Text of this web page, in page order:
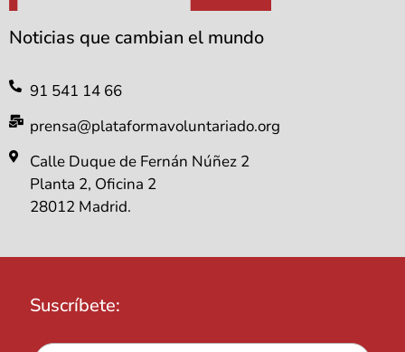
Noticias que cambian el mundo
91 541 14 66
prensa@plataformavoluntariado.org
Calle Duque de Fernán Núñez 2
Planta 2, Oficina 2
28012 Madrid.
Suscríbete: